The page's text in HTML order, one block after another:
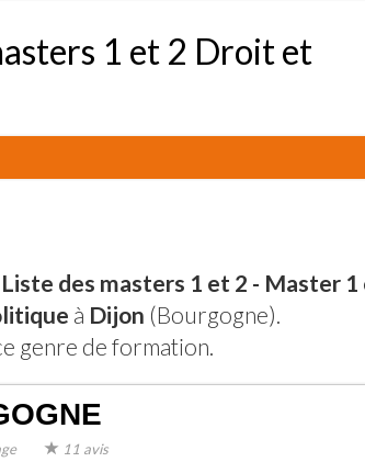
1 et 2 Droit et
des masters 1 et 2 - Master 1
à Dijon (Bourgogne).
genre de formation.
11 avis